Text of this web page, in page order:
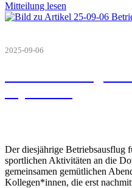
Mitteilung lesen
2025-09-06
Der diesjährige Betriebsausflug
sportlichen Aktivitäten an die
gemeinsamen gemütlichen
Kollegen*innen, die erst